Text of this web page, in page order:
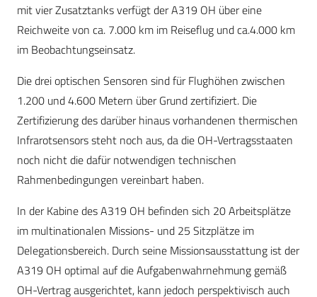
mit vier Zusatztanks verfügt der A319 OH über eine
Reichweite von ca. 7.000 km im Reiseflug und ca.4.000 km
im Beobachtungseinsatz.
Die drei optischen Sensoren sind für Flughöhen zwischen
1.200 und 4.600 Metern über Grund zertifiziert. Die
Zertifizierung des darüber hinaus vorhandenen thermischen
Infrarotsensors steht noch aus, da die OH-Vertragsstaaten
noch nicht die dafür notwendigen technischen
Rahmenbedingungen vereinbart haben.
In der Kabine des A319 OH befinden sich 20 Arbeitsplätze
im multinationalen Missions- und 25 Sitzplätze im
Delegationsbereich. Durch seine Missionsausstattung ist der
A319 OH optimal auf die Aufgabenwahrnehmung gemäß
OH-Vertrag ausgerichtet, kann jedoch perspektivisch auch